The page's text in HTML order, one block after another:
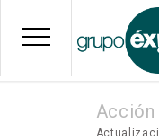
para
principal
Acción